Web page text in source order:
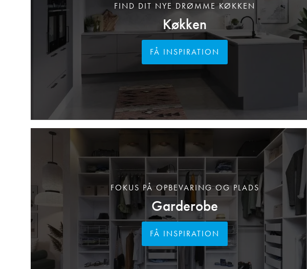
Køkken
FIND DIT NYE DRØMME KØKKEN
FÅ INSPIRATION
Garderobe
FOKUS PÅ OPBEVARING OG PLADS
FÅ INSPIRATION